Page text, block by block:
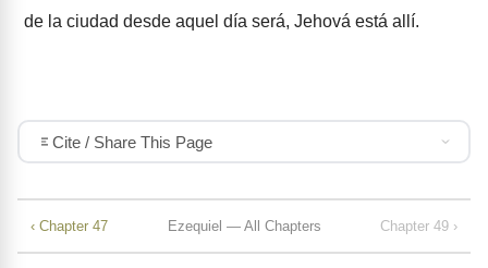
de la ciudad desde aquel día será, Jehová está allí.
Cite / Share This Page
‹ Chapter 47 Ezequiel — All Chapters Chapter 49 ›